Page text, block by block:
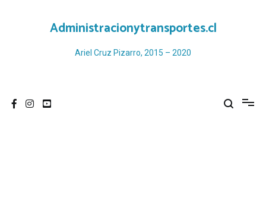
Administracionytransportes.cl
Ariel Cruz Pizarro, 2015 – 2020